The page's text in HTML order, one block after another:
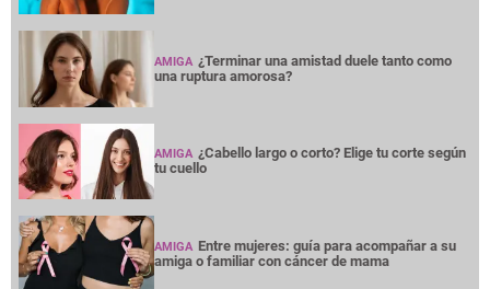
AMIGA ¿Terminar una amistad duele tanto como
una ruptura amorosa?
AMIGA ¿Cabello largo o corto? Elige tu corte según
tu cuello
AMIGA Entre mujeres: guía para acompañar a su
amiga o familiar con cáncer de mama